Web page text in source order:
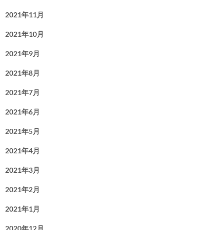
2021年11月
2021年10月
2021年9月
2021年8月
2021年7月
2021年6月
2021年5月
2021年4月
2021年3月
2021年2月
2021年1月
2020年12月